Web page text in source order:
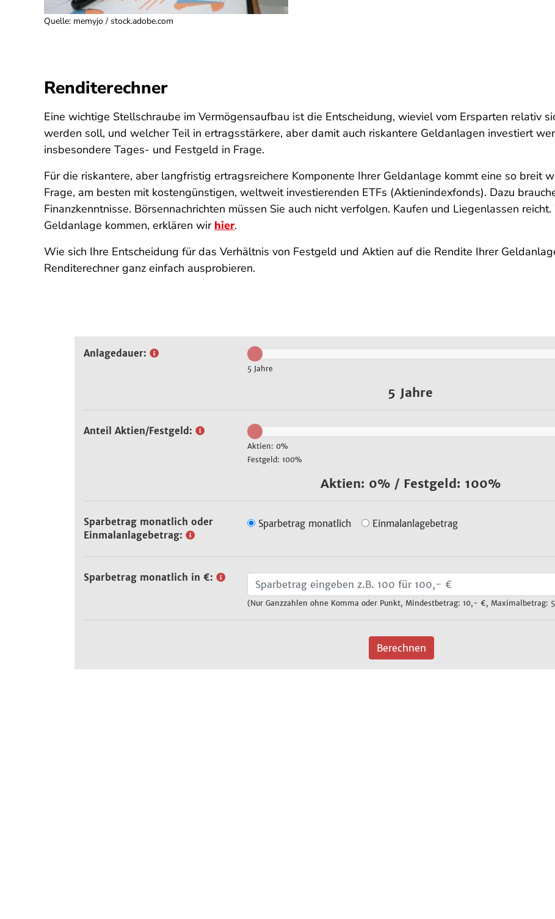
Quelle: memyjo / stock.adobe.com
Renditerechner
Eine wichtige Stellschraube im Vermögensaufbau ist die Entscheidung, wieviel vom Ersparten relativ
werden soll, und welcher Teil in ertragsstärkere, aber damit auch riskantere Geldanlagen investiert
insbesondere Tages- und Festgeld in Frage.
Für die riskantere, aber langfristig ertragsreichere Komponente Ihrer Geldanlage kommt eine so breit
Frage, am besten mit kostengünstigen, weltweit investierenden ETFs (Aktienindexfonds). Dazu
Finanzkenntnisse. Börsennachrichten müssen Sie auch nicht verfolgen. Kaufen und Liegenlassen
Geldanlage kommen, erklären wir hier.
Wie sich Ihre Entscheidung für das Verhältnis von Festgeld und Aktien auf die Rendite Ihrer
Renditerechner ganz einfach ausprobieren.